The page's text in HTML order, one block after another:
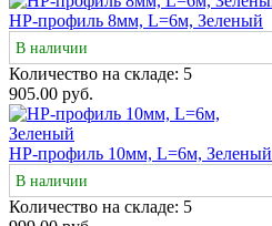
НР-профиль 8мм, L=6м, Зеленый
В наличии
Количество на складе: 5
905.00 руб.
НР-профиль 10мм, L=6м, Зеленый
В наличии
Количество на складе: 5